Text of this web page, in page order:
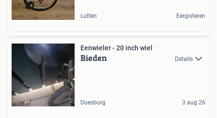
Lutten Eergisteren
Eenwieler - 20 inch wiel
Bieden Details
Doesburg 3 aug 26